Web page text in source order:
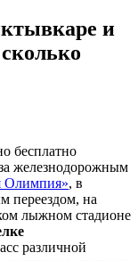
и
бесплатно
железнодорожным
Олимпия», в
переездом, на
лыжном стадионе
различной